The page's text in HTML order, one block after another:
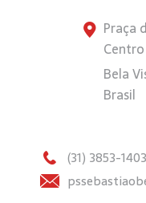
Praça
Centro
Bela
Brasil
(31) 3853-1403